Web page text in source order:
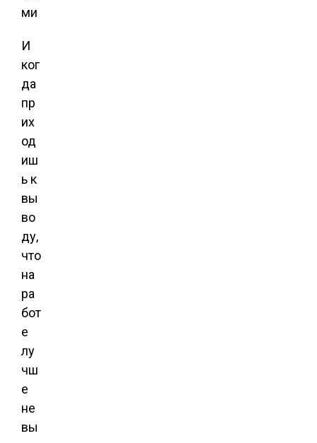
И
ког
да
пр
их
од
иш
ь к
вы
во
ду,
что
на
ра
бот
е
лу
чш
е
не
вы